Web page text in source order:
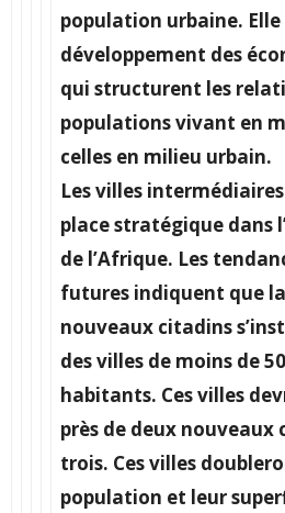
population urbaine. Elle
développement des
qui structurent les
populations vivant en
celles en milieu urbain.
Les villes
place stratégique dans
de l’Afrique. Les
futures indiquent que
nouveaux citadins
des villes de moins de
habitants. Ces villes
près de deux nouveaux
trois. Ces villes
population et leur